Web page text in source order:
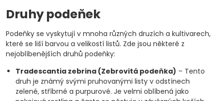
Druhy podeňek
Podeňky se vyskytují v mnoha různých druzích a kultivarech,
které se liší barvou a velikostí listů. Zde jsou některé z
nejoblíbenějších druhů podeňky:
Tradescantia zebrina (Zebrovitá podeňka) – Tento
druh je známý svými pruhovanými listy v odstínech
zelené, stříbrné a purpurové. Je velmi oblíbená jako